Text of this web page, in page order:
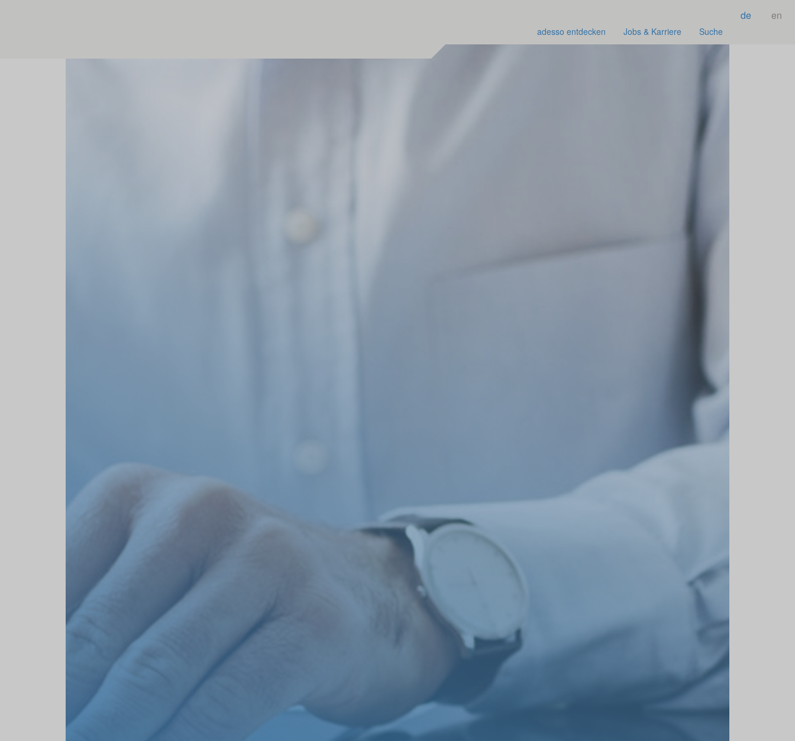
de en
adesso entdecken Jobs & Karriere Suche